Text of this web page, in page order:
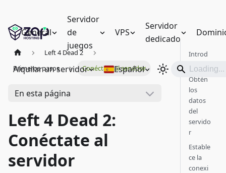
General
Servidor
de
juegos
VPS
Servidor
dedicado
Alquilar un servidor Español
Left 4 Dead 2
Primeros pasos
Conéctate al servidor
En esta página
Left 4 Dead 2:
Conéctate al
servidor
Introd
ucción
Obtén
los
datos
del
servido
r
Estable
ce la
conexi